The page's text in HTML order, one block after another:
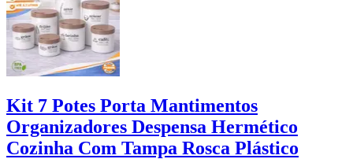
Kit 7 Potes Porta Mantimentos
Organizadores Despensa Hermético
Cozinha Com Tampa Rosca Plástico